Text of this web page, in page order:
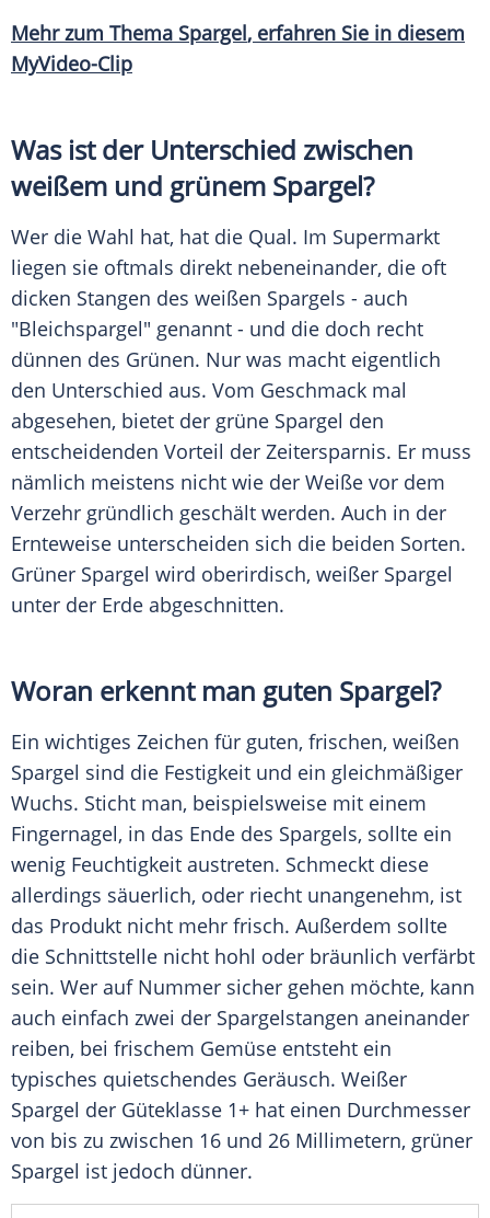
Mehr zum Thema Spargel, erfahren Sie in diesem
MyVideo-Clip
Was ist der Unterschied zwischen
weißem und grünem Spargel?
Wer die Wahl hat, hat die Qual. Im Supermarkt
liegen sie oftmals direkt nebeneinander, die oft
dicken Stangen des weißen Spargels - auch
"Bleichspargel" genannt - und die doch recht
dünnen des Grünen. Nur was macht eigentlich
den Unterschied aus. Vom Geschmack mal
abgesehen, bietet der grüne Spargel den
entscheidenden Vorteil der Zeitersparnis. Er muss
nämlich meistens nicht wie der Weiße vor dem
Verzehr gründlich geschält werden. Auch in der
Ernteweise unterscheiden sich die beiden Sorten.
Grüner Spargel wird oberirdisch, weißer Spargel
unter der Erde abgeschnitten.
Woran erkennt man guten Spargel?
Ein wichtiges Zeichen für guten, frischen, weißen
Spargel sind die Festigkeit und ein gleichmäßiger
Wuchs. Sticht man, beispielsweise mit einem
Fingernagel, in das Ende des Spargels, sollte ein
wenig Feuchtigkeit austreten. Schmeckt diese
allerdings säuerlich, oder riecht unangenehm, ist
das Produkt nicht mehr frisch. Außerdem sollte
die Schnittstelle nicht hohl oder bräunlich verfärbt
sein. Wer auf Nummer sicher gehen möchte, kann
auch einfach zwei der Spargelstangen aneinander
reiben, bei frischem Gemüse entsteht ein
typisches quietschendes Geräusch. Weißer
Spargel der Güteklasse 1+ hat einen Durchmesser
von bis zu zwischen 16 und 26 Millimetern, grüner
Spargel ist jedoch dünner.